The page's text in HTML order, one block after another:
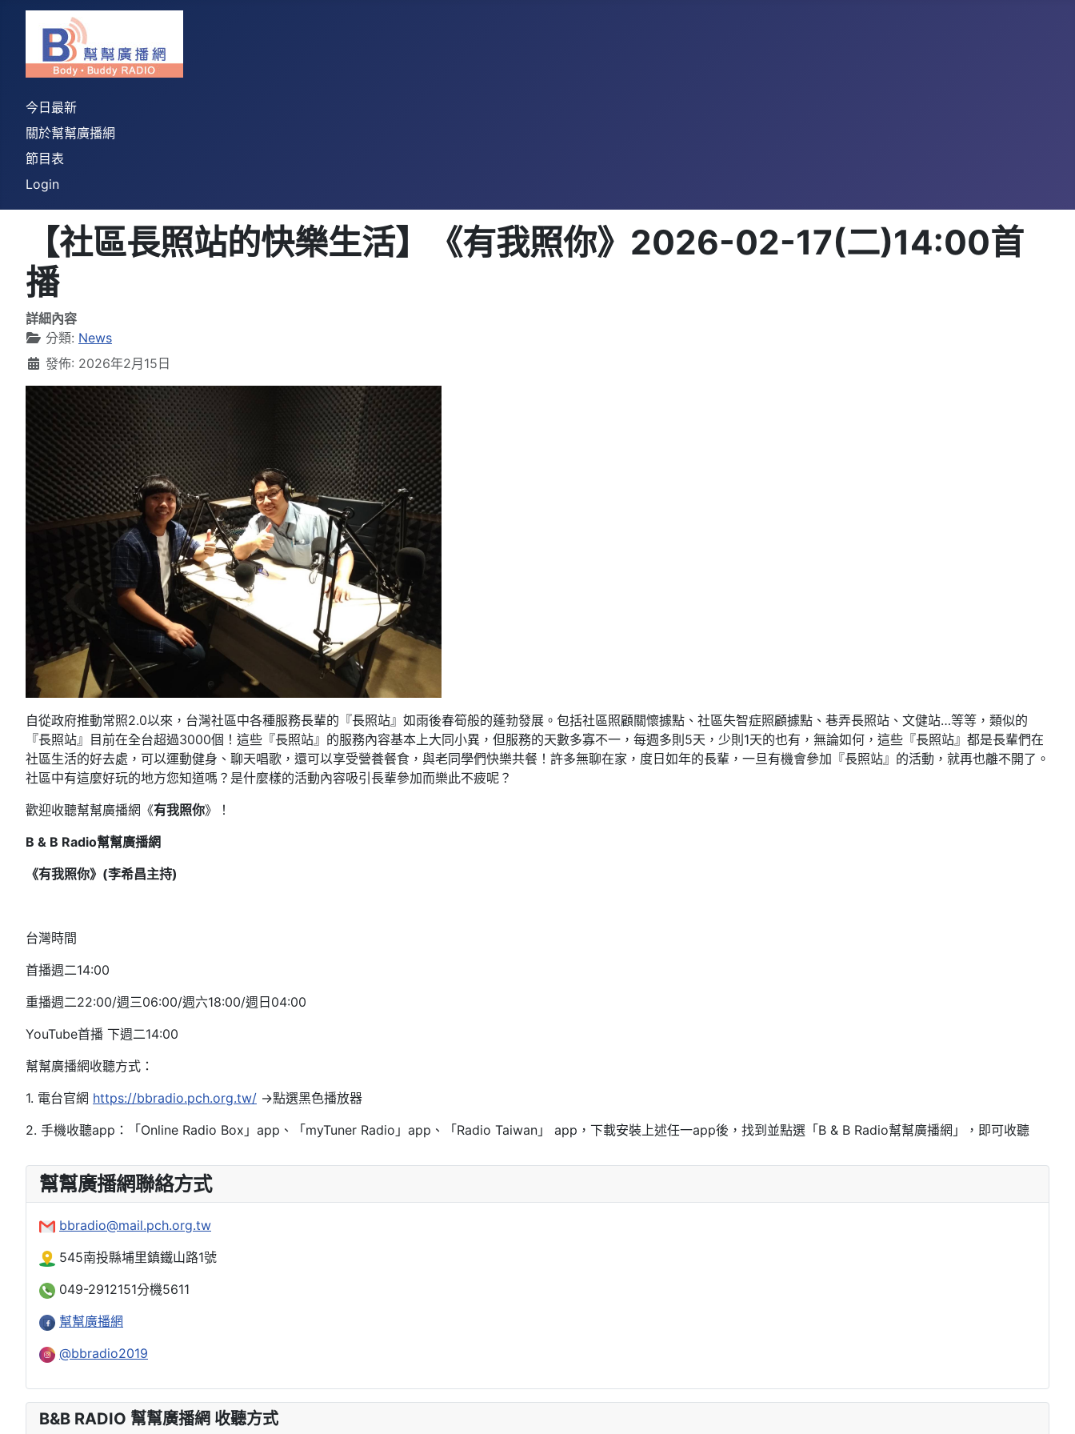
今日最新
關於幫幫廣播網
節目表
Login
【社區長照站的快樂生活】《有我照你》2026-02-17(二)14:00首
播
詳細內容
分類: News
發佈: 2026年2月15日
自從政府推動常照2.0以來，台灣社區中各種服務長輩的『長照站』如雨後春筍般的蓬勃發展。包括社區照顧關懷據點、社區失智症照顧據點、巷弄長照站、文健站…等等，類似的
『長照站』目前在全台超過3000個！這些『長照站』的服務內容基本上大同小異，但服務的天數多寡不一，每週多則5天，少則1天的也有，無論如何，這些『長照站』都是長輩們在
社區生活的好去處，可以運動健身、聊天唱歌，還可以享受營養餐食，與老同學們快樂共餐！許多無聊在家，度日如年的長輩，一旦有機會參加『長照站』的活動，就再也離不開了。
社區中有這麼好玩的地方您知道嗎？是什麼樣的活動內容吸引長輩參加而樂此不疲呢？
歡迎收聽幫幫廣播網《有我照你》！
B & B Radio幫幫廣播網
《有我照你》(李希昌主持)
台灣時間
首播週二14:00
重播週二22:00/週三06:00/週六18:00/週日04:00
YouTube首播 下週二14:00
幫幫廣播網收聽方式：
1. 電台官網 https://bbradio.pch.org.tw/ →點選黑色播放器
2. 手機收聽app：「Online Radio Box」app、「myTuner Radio」app、「Radio Taiwan」 app，下載安裝上述任一app後，找到並點選「B & B Radio幫幫廣播網」，即可收聽
幫幫廣播網聯絡方式
bbradio@mail.pch.org.tw
545南投縣埔里鎮鐵山路1號
049-2912151分機5611
幫幫廣播網
@bbradio2019
B&B RADIO 幫幫廣播網 收聽方式